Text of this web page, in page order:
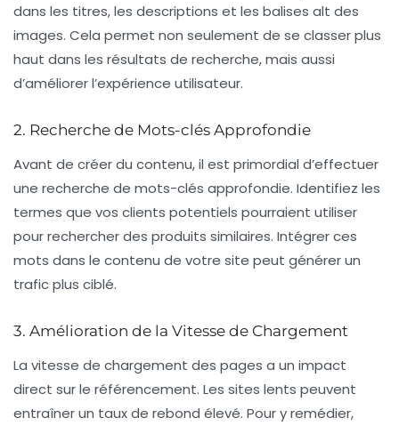
dans les titres, les descriptions et les balises alt des
images. Cela permet non seulement de se classer plus
haut dans les résultats de recherche, mais aussi
d’améliorer l’expérience utilisateur.
2. Recherche de Mots-clés Approfondie
Avant de créer du contenu, il est primordial d’effectuer
une recherche de mots-clés approfondie. Identifiez les
termes que vos clients potentiels pourraient utiliser
pour rechercher des produits similaires. Intégrer ces
mots dans le contenu de votre site peut générer un
trafic plus ciblé.
3. Amélioration de la Vitesse de Chargement
La vitesse de chargement des pages a un impact
direct sur le référencement. Les sites lents peuvent
entraîner un taux de rebond élevé. Pour y remédier,